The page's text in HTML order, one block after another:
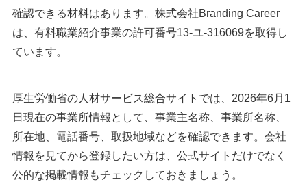
確認できる材料はあります。株式会社Branding Career
は、有料職業紹介事業の許可番号13-ユ-316069を取得し
ています。
厚生労働省の人材サービス総合サイトでは、2026年6月1
日現在の事業所情報として、事業主名称、事業所名称、
所在地、電話番号、取扱地域などを確認できます。会社
情報を見てから登録したい方は、公式サイトだけでなく
公的な掲載情報もチェックしておきましょう。